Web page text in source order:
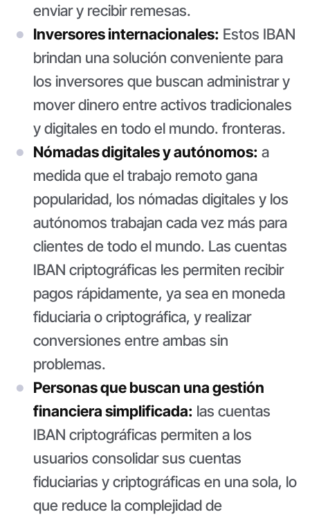
enviar y recibir remesas.
Inversores internacionales: Estos IBAN
brindan una solución conveniente para
los inversores que buscan administrar y
mover dinero entre activos tradicionales
y digitales en todo el mundo. fronteras.
Nómadas digitales y autónomos: a
medida que el trabajo remoto gana
popularidad, los nómadas digitales y los
autónomos trabajan cada vez más para
clientes de todo el mundo. Las cuentas
IBAN criptográficas les permiten recibir
pagos rápidamente, ya sea en moneda
fiduciaria o criptográfica, y realizar
conversiones entre ambas sin
problemas.
Personas que buscan una gestión
financiera simplificada: las cuentas
IBAN criptográficas permiten a los
usuarios consolidar sus cuentas
fiduciarias y criptográficas en una sola, lo
que reduce la complejidad de